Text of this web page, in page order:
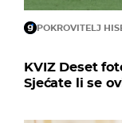
POKROVITELJ
KVIZ Deset
Sjećate li se